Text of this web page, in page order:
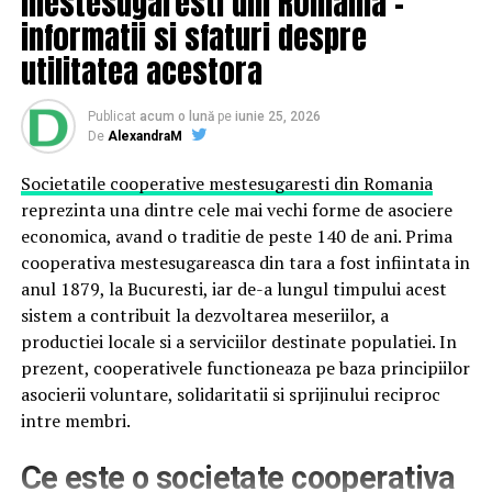
Iubită în special de publicul din diaspora, emisiunea
„Dăruiește Românie” aduce o gură de aer proaspăt și o
doză autenticăde „acasă” celor aflați departe de țară,
însă nu doar lor.
informatii si sfaturi despre
utilitatea acestora
Publicat acum o lună pe iunie 25, 2026
De AlexandraM
Societatile cooperative mestesugaresti din Romania
reprezinta una dintre cele mai vechi forme de asociere
economica, avand o traditie de peste 140 de ani. Prima
cooperativa mestesugareasca din tara a fost infiintata in
anul 1879, la Bucuresti, iar de-a lungul timpului acest
sistem a contribuit la dezvoltarea meseriilor, a
productiei locale si a serviciilor destinate populatiei. In
prezent, cooperativele functioneaza pe baza principiilor
asocierii voluntare, solidaritatii si sprijinului reciproc
intre membri.
Ce este o societate cooperativa